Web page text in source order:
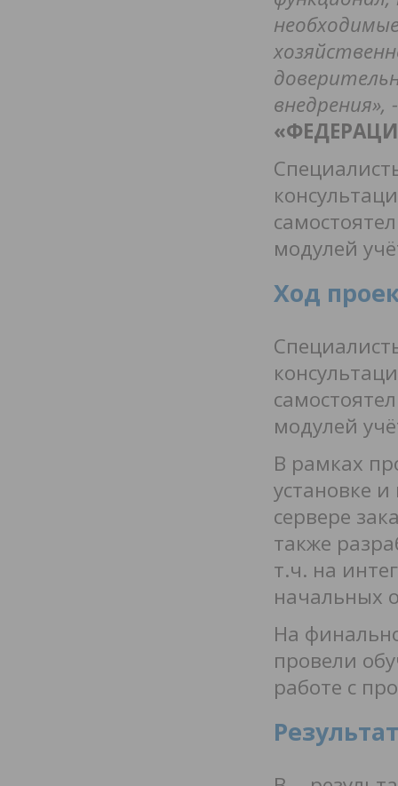
внедрения», -
модулей
Ход
модулей
В рамках
установке
сервере
также
т.ч. на
начальных
На
провели
работе с
Результат